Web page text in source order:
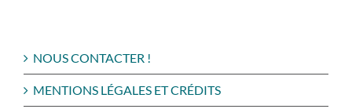
NOUS CONTACTER !
MENTIONS LÉGALES ET CRÉDITS